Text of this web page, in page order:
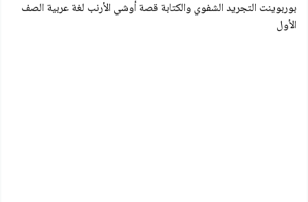
بوربوينت التجريد الشفوي والكتابة قصة أوشي الأرنب لغة عربية الصف
الأول